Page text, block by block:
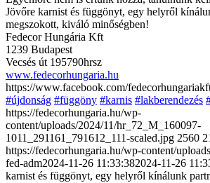
Jövőre karnist és függönyt, egy helyről
megszokott, kiváló minőségben!
Fedecor Hungária Kft
1239 Budapest
Vecsés út 195790hrsz
www.fedecorhungaria.hu
https://www.facebook.com/
#újdonság #függöny #karnis #lakberendezés
https://fedecorhungaria.hu/wp-
content/uploads/2024/11/hr_72_M_160097-
1011_291161_791612_111-scaled.jpg 2560
https://fedecorhungaria.hu/wp-content/
fed-adm2024-11-26 11:33:382024-11-26
karnist és függönyt, egy helyről kínálunk